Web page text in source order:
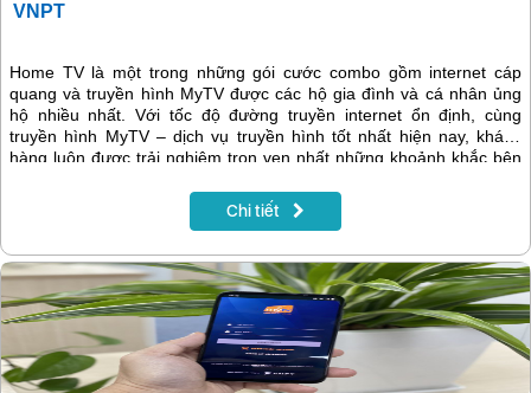
VNPT
Home TV là một trong những gói cước combo gồm internet cáp
quang và truyền hình MyTV được các hộ gia đình và cá nhân ủng
hộ nhiều nhất. Với tốc độ đường truyền internet ổn định, cùng
truyền hình MyTV – dịch vụ truyền hình tốt nhất hiện nay, khách
hàng luôn được trải nghiệm trọn vẹn nhất những khoảnh khắc bên
VNPT triển khai nâng tốc độ cho các gói cước Home TV.
Chi tiết